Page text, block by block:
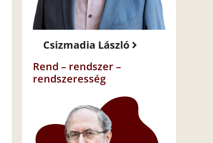
Csizmadia László
Rend – rendszer –
rendszeresség